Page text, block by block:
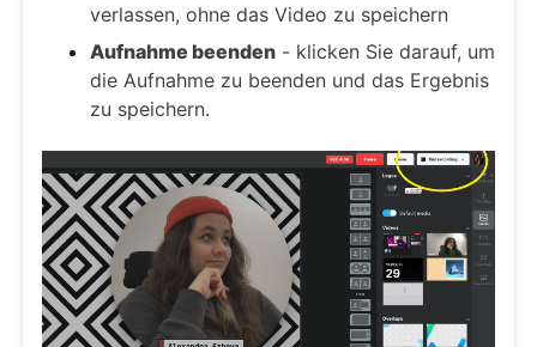
verlassen, ohne das Video zu speichern
Aufnahme beenden - klicken Sie darauf, um
die Aufnahme zu beenden und das Ergebnis
zu speichern.